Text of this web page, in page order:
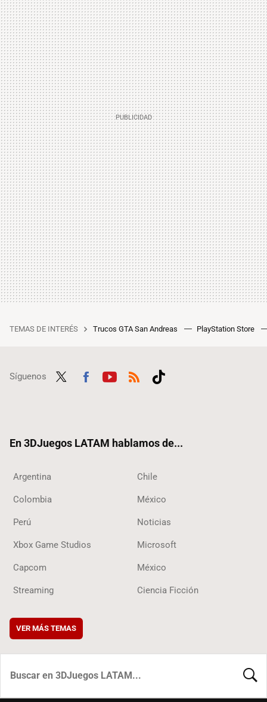
TEMAS DE INTERÉS Trucos GTA San Andreas PlayStation Store
Síguenos
En 3DJuegos LATAM hablamos de...
Argentina Chile
Colombia México
Perú Noticias
Xbox Game Studios Microsoft
Capcom México
Streaming Ciencia Ficción
VER MÁS TEMAS